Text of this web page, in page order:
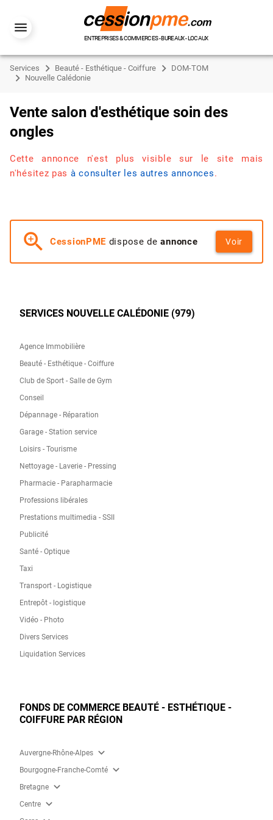
ENTREPRISES & COMMERCES - BUREAUX - LOCAUX
Services Beauté - Esthétique - Coiffure
DOM-TOM
Nouvelle Calédonie
Vente salon d'esthétique soin des
ongles
Cette annonce n'est plus visible sur le site mais
n'hésitez pas à consulter les autres annonces.
zoom_in CessionPME dispose deannonce Voir
SERVICES NOUVELLE CALÉDONIE (979)
Agence Immobilière
Beauté - Esthétique - Coiffure
Club de Sport - Salle de Gym
Conseil
Dépannage - Réparation
Garage - Station service
Loisirs - Tourisme
Nettoyage - Laverie - Pressing
Pharmacie - Parapharmacie
Professions libérales
Prestations multimedia - SSII
Publicité
Santé - Optique
Taxi
Transport - Logistique
Entrepôt - logistique
Vidéo - Photo
Divers Services
Liquidation Services
FONDS DE COMMERCE BEAUTÉ - ESTHÉTIQUE -
COIFFURE PAR RÉGION
Auvergne-Rhône-Alpes expand_more
Bourgogne-Franche-Comté expand_more
Bretagne expand_more
Centre expand_more